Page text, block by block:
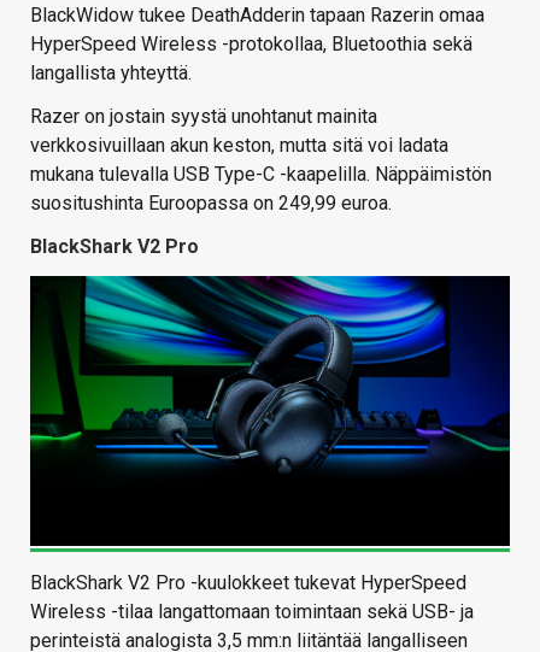
BlackWidow tukee DeathAdderin tapaan Razerin omaa
HyperSpeed Wireless -protokollaa, Bluetoothia sekä
langallista yhteyttä.
Razer on jostain syystä unohtanut mainita
verkkosivuillaan akun keston, mutta sitä voi ladata
mukana tulevalla USB Type-C -kaapelilla. Näppäimistön
suositushinta Euroopassa on 249,99 euroa.
BlackShark V2 Pro
BlackShark V2 Pro -kuulokkeet tukevat HyperSpeed
Wireless -tilaa langattomaan toimintaan sekä USB- ja
perinteistä analogista 3,5 mm:n liitäntää langalliseen